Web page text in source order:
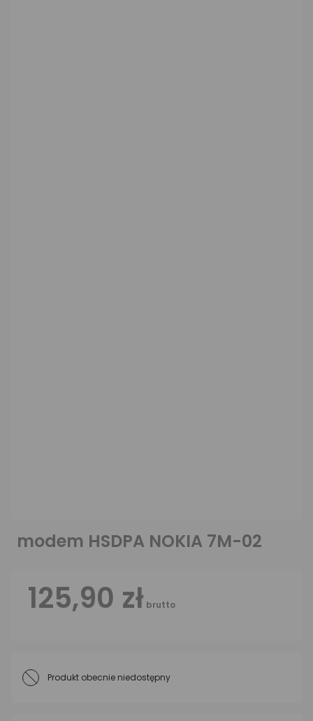
modem HSDPA NOKIA 7M-02
125,90 zł brutto
Produkt obecnie niedostępny